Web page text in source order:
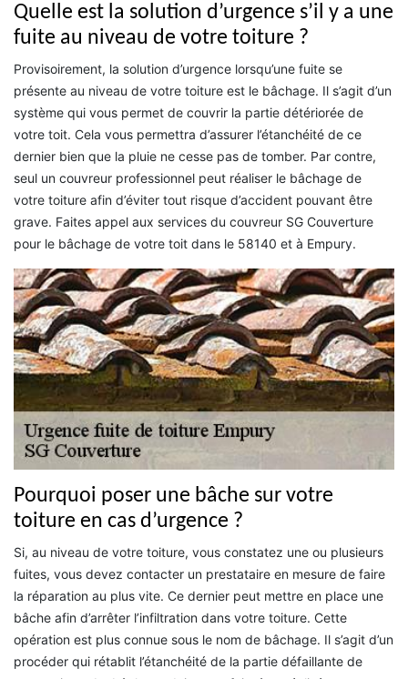
Quelle est la solution d’urgence s’il y a une
fuite au niveau de votre toiture ?
Provisoirement, la solution d’urgence lorsqu’une fuite se
présente au niveau de votre toiture est le bâchage. Il s’agit d’un
système qui vous permet de couvrir la partie détériorée de
votre toit. Cela vous permettra d’assurer l’étanchéité de ce
dernier bien que la pluie ne cesse pas de tomber. Par contre,
seul un couvreur professionnel peut réaliser le bâchage de
votre toiture afin d’éviter tout risque d’accident pouvant être
grave. Faites appel aux services du couvreur SG Couverture
pour le bâchage de votre toit dans le 58140 et à Empury.
Pourquoi poser une bâche sur votre
toiture en cas d’urgence ?
Si, au niveau de votre toiture, vous constatez une ou plusieurs
fuites, vous devez contacter un prestataire en mesure de faire
la réparation au plus vite. Ce dernier peut mettre en place une
bâche afin d’arrêter l’infiltration dans votre toiture. Cette
opération est plus connue sous le nom de bâchage. Il s’agit d’un
procéder qui rétablit l’étanchéité de la partie défaillante de